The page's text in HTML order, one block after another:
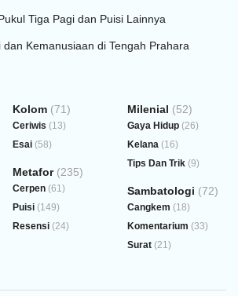
Tiga Pagi dan Puisi Lainnya
Kemanusiaan di Tengah Prahara
Kolom (71)
Ceriwis (13)
Esai (58)
Metafor(235)
Cerpen (61)
Puisi (149)
Resensi (24)
Milenial (52)
Gaya Hidup (26)
Kelana (16)
Tips Dan Trik (9)
Sambatologi (72)
Cangkem (18)
Komentarium (33)
Surat (21)